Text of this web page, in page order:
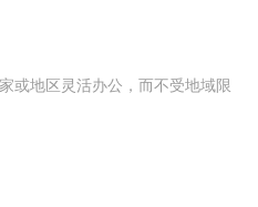
或地区灵活办公，而不受地域限